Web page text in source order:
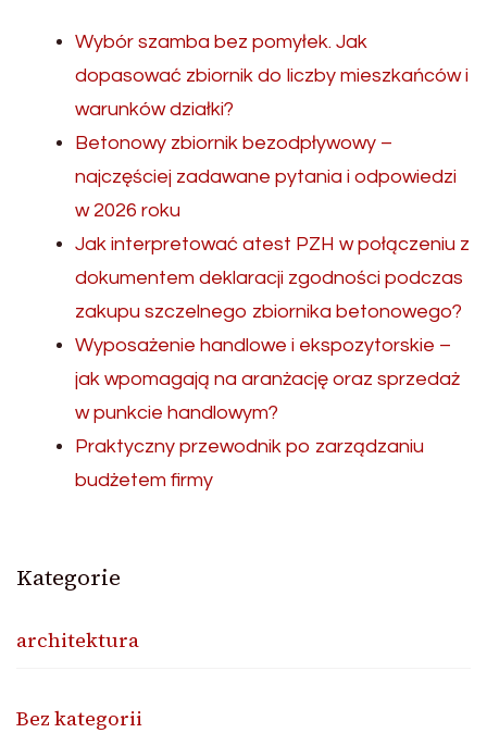
Wybór szamba bez pomyłek. Jak
dopasować zbiornik do liczby mieszkańców i
warunków działki?
Betonowy zbiornik bezodpływowy –
najczęściej zadawane pytania i odpowiedzi
w 2026 roku
Jak interpretować atest PZH w połączeniu z
dokumentem deklaracji zgodności podczas
zakupu szczelnego zbiornika betonowego?
Wyposażenie handlowe i ekspozytorskie –
jak wpomagają na aranżację oraz sprzedaż
w punkcie handlowym?
Praktyczny przewodnik po zarządzaniu
budżetem firmy
Kategorie
architektura
Bez kategorii